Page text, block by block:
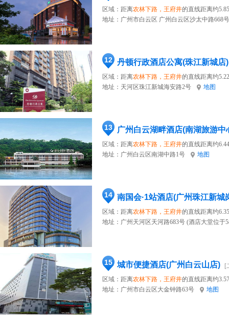
区域：距离农林下路，王府井的直线距离约
地址： 广州市白云区 广州白云区沙太中路668
12 丹顿行政酒店公寓(珠江新城店)
区域：距离农林下路，王府井的直线距离约
地址： 天河区珠江新城海安路2号 地图
13 广州白云湖畔酒店(南湖旅游中
区域：距离农林下路，王府井的直线距离约
地址： 广州白云区南湖中路1号 地图
14 南国会·1站酒店(广州珠江新城
区域：距离农林下路，王府井的直线距离约
地址： 广州天河区天河路683号 (酒店大堂位于
15 城市便捷酒店(广州白云山店)
[
区域：距离农林下路，王府井的直线距离约
地址： 广州市白云区大金钟路63号 地图